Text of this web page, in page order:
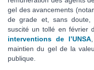
gel des avancements
de grade et, sans doute,
suscité un tollé en février
interventions de l’UNSA,
maintien du gel de la
publique.